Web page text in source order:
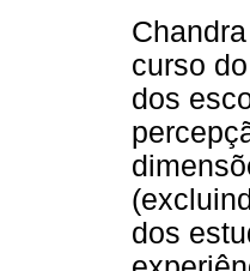
curso
dos
dos